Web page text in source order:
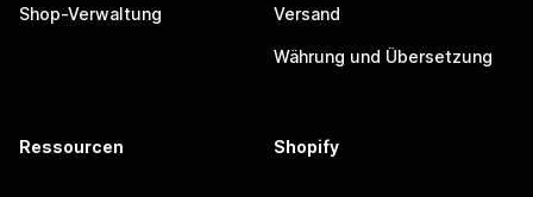
Shop-Verwaltung Versand
Währung und Übersetzung
Ressourcen Shopify